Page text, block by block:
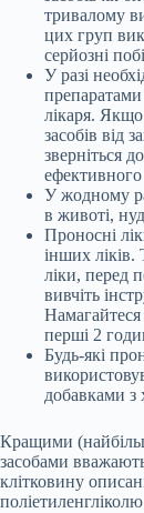
тривалому
цих груп
серйозні
У разі
лікаря.
засобів від
зверніться
ефективного
У жодному
в животі,
Проносні
інших
ліки, перед
вивчіть
перші 2
Будь-які
добавками
Кращими
засобами
клітковину